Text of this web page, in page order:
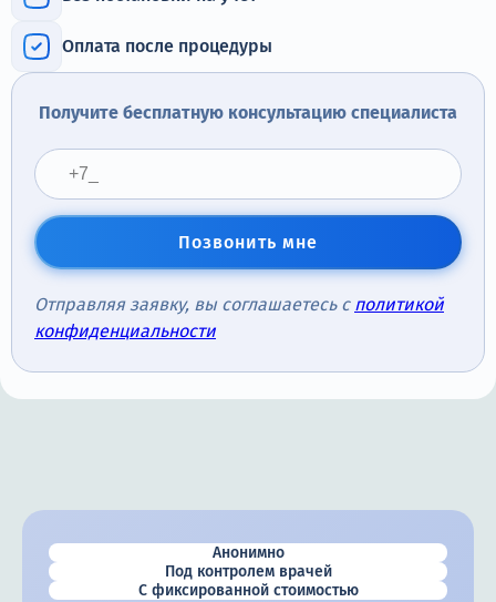
Адрес call-центра
Кашира, ул. Больничная, 1А
Оплата после процедуры
Получите бесплатную консультацию специалиста
Позвонить мне
Отправляя заявку, вы соглашаетесь с политикой
конфиденциальности
Анонимно
Под контролем врачей
С фиксированной стоимостью